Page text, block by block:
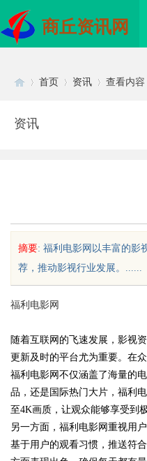
商丘资讯网
uz
首页 资讯 查看内容
资讯
摘要: 福利电影网以丰富的影
荐，推动影视行业发展。......
福利电影网
随着互联网的飞速发展，影视
更新及时的平台尤为重要。在
福利电影网不仅涵盖了海量的
品，还是国际热门大片，福利
至4K画质，让观众能够享受到
另一方面，福利电影网重视用
基于用户的观看习惯，推送符
配眼镜